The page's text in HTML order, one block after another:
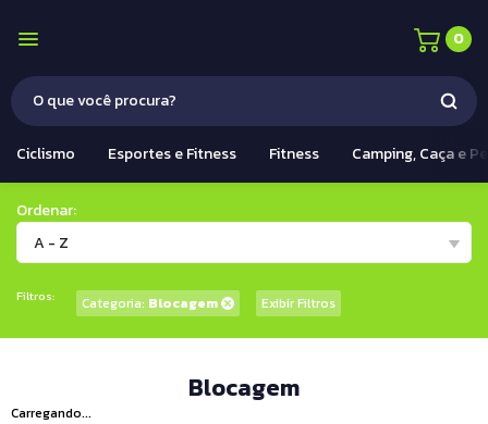
0
Ciclismo Esportes e Fitness Fitness Camping, Caça e
Ordenar:
A - Z
Filtros: Categoria: Blocagem Exibir Filtros
Blocagem
Carregando...